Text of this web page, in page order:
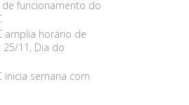
funcionamento do
amplia horário de
11, Dia do